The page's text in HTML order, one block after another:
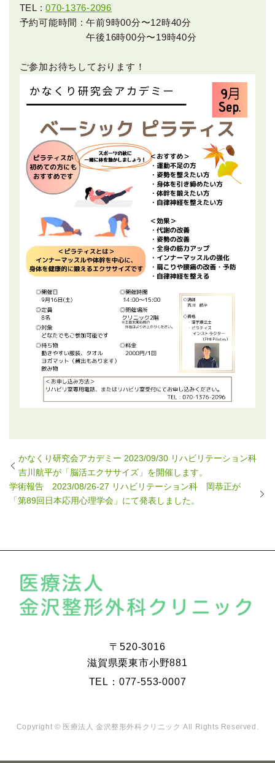
TEL :070-1376-2096
予約可能時間 : 午前9時00分〜12時40分
午後16時00分〜19時40分
ご参加お待ちしております！
かなくり研究会アカデミー 2023/09/30 リハビリテーション科
吉川航平が「脳活エクササイズ」を開催します。
学術報告 2023/08/26-27 リハビリテーション科 岡恭正が
「第89回日本応用心理学会」にて発表しました。
〒520-3016
滋賀県栗東市小野881
TEL：077-553-0007
Copyright © 医療法人 金沢整形外科クリニック All Rights Reserved.